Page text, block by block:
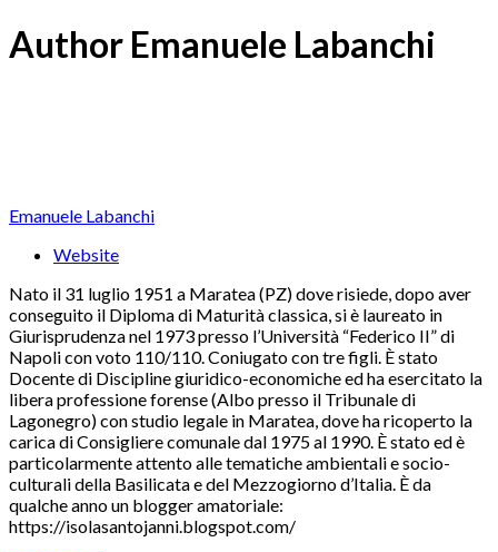
Author Emanuele Labanchi
Emanuele Labanchi
Website
Nato il 31 luglio 1951 a Maratea (PZ) dove risiede, dopo aver
conseguito il Diploma di Maturità classica, si è laureato in
Giurisprudenza nel 1973 presso l’Università “Federico II” di
Napoli con voto 110/110. Coniugato con tre figli. È stato
Docente di Discipline giuridico-economiche ed ha esercitato la
libera professione forense (Albo presso il Tribunale di
Lagonegro) con studio legale in Maratea, dove ha ricoperto la
carica di Consigliere comunale dal 1975 al 1990. È stato ed è
particolarmente attento alle tematiche ambientali e socio-
culturali della Basilicata e del Mezzogiorno d’Italia. È da
qualche anno un blogger amatoriale:
https://isolasantojanni.blogspot.com/